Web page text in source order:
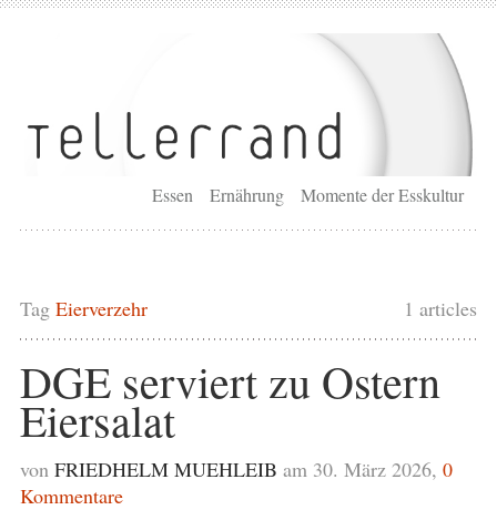
Essen Ernährung Momente der Esskultur
1 articles
Tag Eierverzehr
DGE serviert zu Ostern
Eiersalat
von FRIEDHELM MUEHLEIB am 30. März 2026, 0
Kommentare